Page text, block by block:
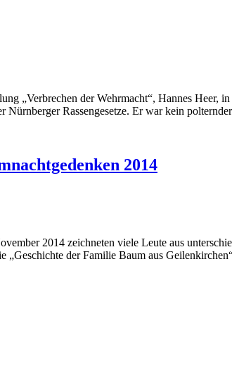
„Verbrechen der Wehrmacht“, Hannes
Nürnberger Rassengesetze. Er war kein
2014
2014 zeichneten viele Leute aus
„Geschichte der Familie Baum aus